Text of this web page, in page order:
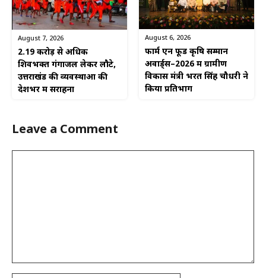
August 7, 2026
2.19 करोड़ से अधिक
शिवभक्त गंगाजल लेकर लौटे,
उत्तराखंड की व्यवस्थाओं की
देशभर में सराहना
August 6, 2026
फार्म एन फूड कृषि सम्मान
अवार्ड्स–2026 में ग्रामीण
विकास मंत्री भरत सिंह चौधरी ने
किया प्रतिभाग
Leave a Comment